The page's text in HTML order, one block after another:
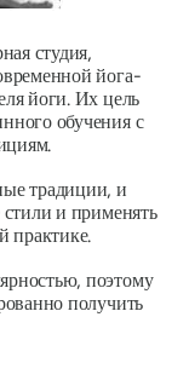
студия,
йога-
йоги. Их цель
обучения с
традиции, и
стили и применять
практике.
поэтому
получить